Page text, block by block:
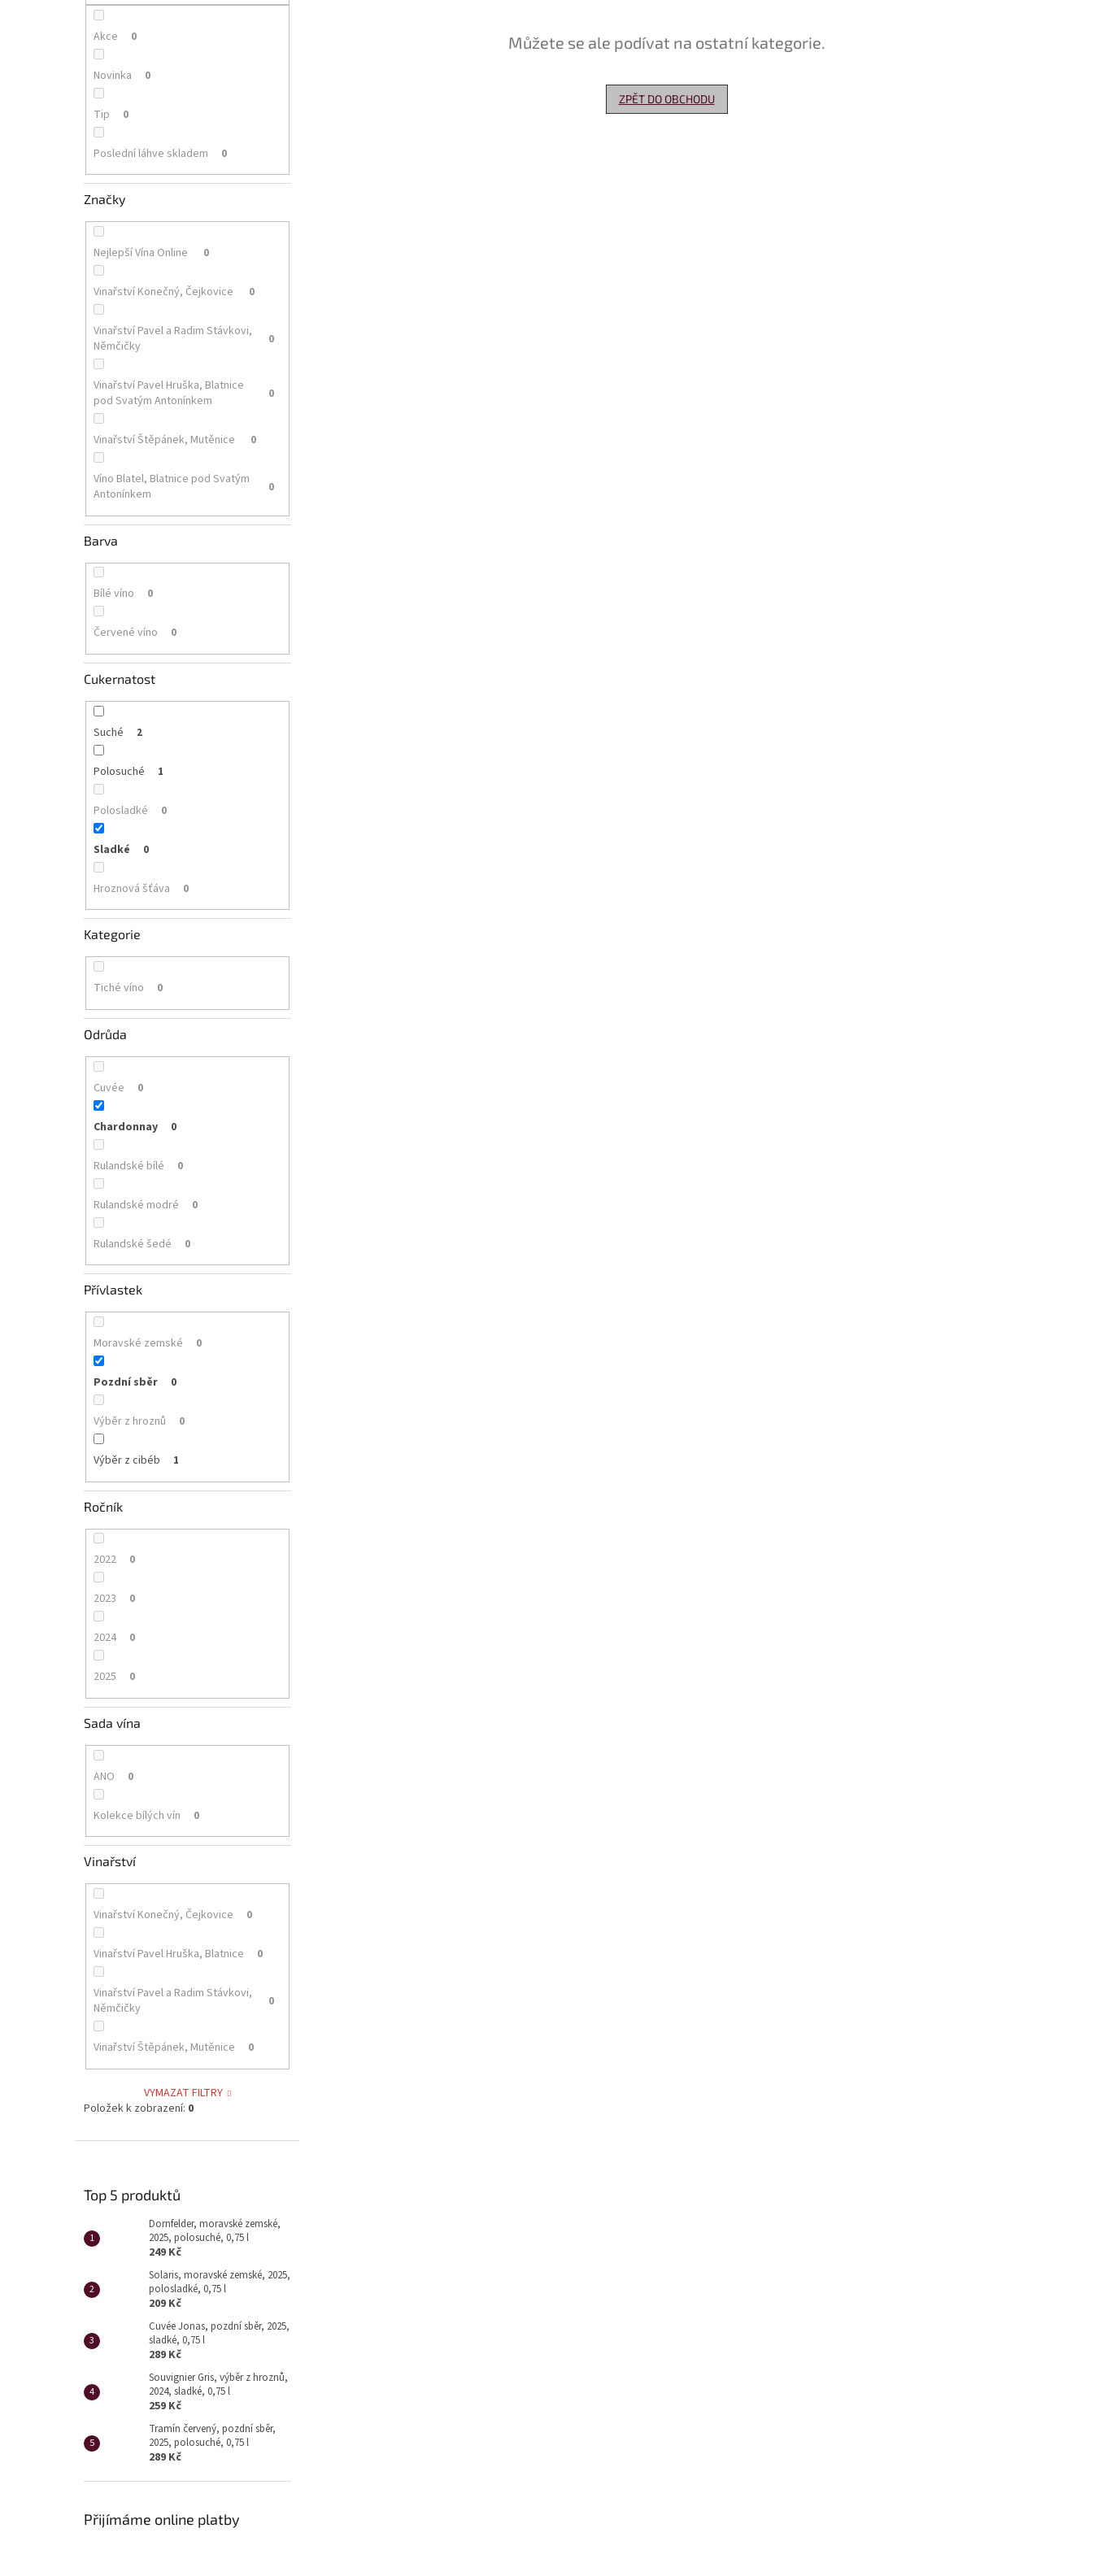
Akce 0
Novinka 0
Tip 0
Poslední láhve skladem 0
Značky
Nejlepší Vína Online 0
Vinařství Konečný, Čejkovice 0
Vinařství Pavel a Radim Stávkovi,
Němčičky
0
Vinařství Pavel Hruška, Blatnice
pod Svatým Antonínkem
0
Vinařství Štěpánek, Mutěnice 0
Víno Blatel, Blatnice pod Svatým
Antonínkem
0
Barva
Bílé víno 0
Červené víno 0
Cukernatost
Suché 2
Polosuché 1
Polosladké 0
Sladké 0
Hroznová šťáva 0
Kategorie
Tiché víno 0
Odrůda
Cuvée 0
Chardonnay 0
Rulandské bílé 0
Rulandské modré 0
Rulandské šedé 0
Přívlastek
Moravské zemské 0
Pozdní sběr 0
Výběr z hroznů 0
Výběr z cibéb 1
Ročník
2022 0
2023 0
2024 0
2025 0
Sada vína
ANO 0
Kolekce bílých vín 0
Vinařství
Vinařství Konečný, Čejkovice 0
Vinařství Pavel Hruška, Blatnice 0
Vinařství Pavel a Radim Stávkovi,
Němčičky
0
Vinařství Štěpánek, Mutěnice 0
VYMAZAT FILTRY
Položek k zobrazení: 0
Top 5 produktů
Dornfelder, moravské zemské,
2025, polosuché, 0,75 l
249 Kč
Solaris, moravské zemské, 2025,
polosladké, 0,75 l
209 Kč
Cuvée Jonas, pozdní sběr, 2025,
sladké, 0,75 l
289 Kč
Souvignier Gris, výběr z hroznů,
2024, sladké, 0,75 l
259 Kč
Tramín červený, pozdní sběr,
2025, polosuché, 0,75 l
289 Kč
Přijímáme online platby
Můžete se ale podívat na ostatní kategorie.
ZPĚT DO OBCHODU